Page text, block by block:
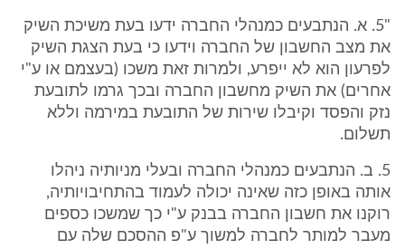
"5. א. הנתבעים כמנהלי החברה ידעו בעת משיכת השיק
את מצב החשבון של החברה וידעו כי בעת הצגת השיק
לפרעון הוא לא ייפרע, ולמרות זאת משכו (בעצמם או ע"י
אחרים) את השיק מחשבון החברה ובכך גרמו לתובעת
נזק והפסד וקיבלו שירות של התובעת במירמה וללא
תשלום.
5. ב. הנתבעים כמנהלי החברה ובעלי מניותיה ניהלו
אותה באופן כזה שאינה יכולה לעמוד בהתחיבויותיה,
רוקנו את חשבון החברה בבנק ע"י כך שמשכו כספים
מעבר למותר לחברה למשוך ע"פ ההסכם שלה עם